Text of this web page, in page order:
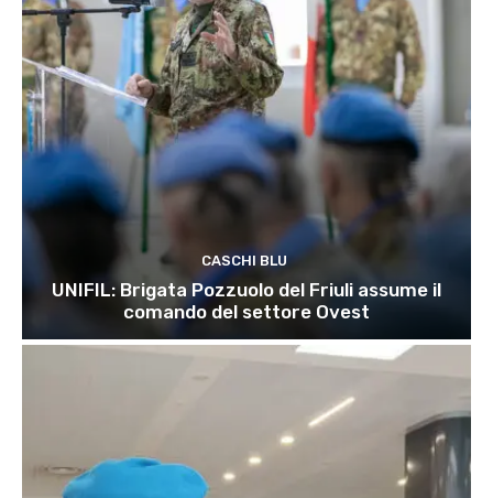
CASCHI BLU
UNIFIL: Brigata Pozzuolo del Friuli assume il
comando del settore Ovest